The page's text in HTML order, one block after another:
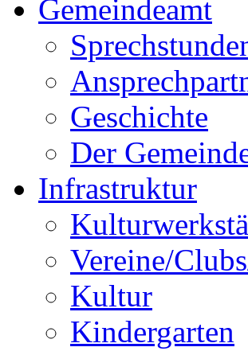
Gemeindeamt
Geschichte
Der
Infrastruktur
Vereine/
Kultur
Kindergarten